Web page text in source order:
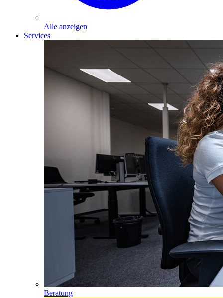
Alle anzeigen
Services
Beratung